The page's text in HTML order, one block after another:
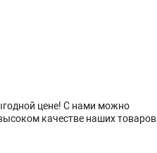
цене! С нами можно
качестве наших товаров